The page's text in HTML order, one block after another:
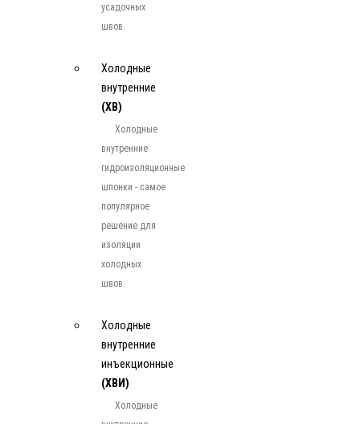
усадочных
швов.
Холодные
внутренние
(ХВ)
Холодные
внутренние
гидроизоляционные
шпонки - самое
популярное
решение для
изоляции
холодных
швов.
Холодные
внутренние
инъекционные
(ХВИ)
Холодные